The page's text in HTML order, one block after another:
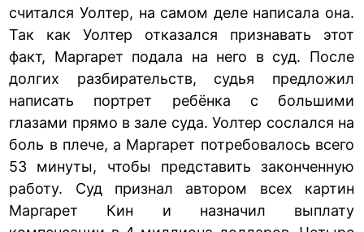
считался Уолтер, на самом деле написала она.
Так как Уолтер отказался признавать этот
факт, Маргарет подала на него в суд. После
долгих разбирательств, судья предложил
написать портрет ребёнка с большими
глазами прямо в зале суда. Уолтер сослался на
боль в плече, а Маргарет потребовалось всего
53 минуты, чтобы представить законченную
работу. Суд признал автором всех картин
Маргарет Кин и назначил выплату